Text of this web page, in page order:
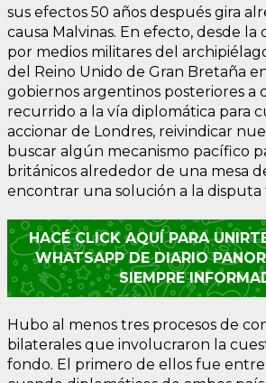
sus efectos 50 años después gira
causa Malvinas. En efecto, desde la
por medios militares del
del Reino Unido de Gran Bretaña
gobiernos argentinos posteriores a
recurrido a la vía diplomática para
accionar de Londres, reivindicar
buscar algún mecanismo pacífico
británicos alrededor de una mesa
encontrar una solución a la disputa
HACÉ CLICK AQUÍ PARA
WHATSAPP DE DIARIO
SIEMPRE
Hubo al menos tres procesos de
bilaterales que involucraron la
fondo. El primero de ellos fue entre